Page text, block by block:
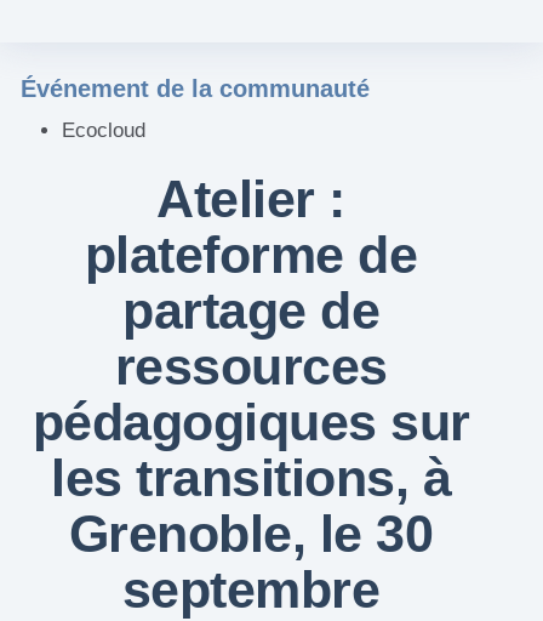
Événement de la communauté
Ecocloud
Atelier :
plateforme de
partage de
ressources
pédagogiques sur
les transitions, à
Grenoble, le 30
septembre